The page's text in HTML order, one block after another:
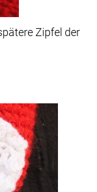
Zipfel der